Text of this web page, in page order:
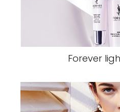
Forever